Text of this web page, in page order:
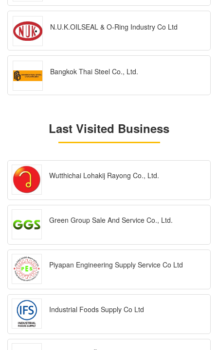
N.U.K.OILSEAL & O-Ring Industry Co Ltd
Bangkok Thai Steel Co., Ltd.
Last Visited Business
Wutthichai Lohakij Rayong Co., Ltd.
Green Group Sale And Service Co., Ltd.
Piyapan Engineering Supply Service Co Ltd
Industrial Foods Supply Co Ltd